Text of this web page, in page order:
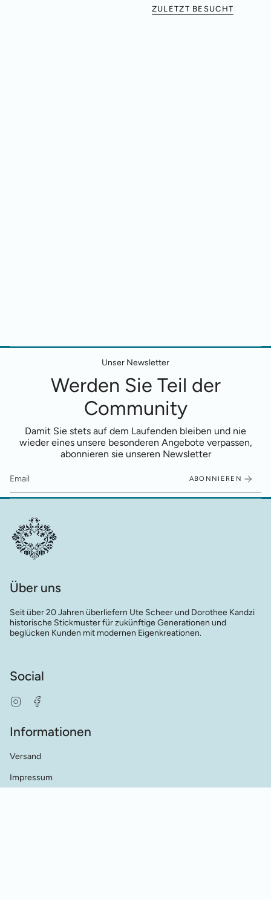
ZULETZT BESUCHT
Unser Newsletter
Werden Sie Teil der
Community
Damit Sie stets auf dem Laufenden bleiben und nie
wieder eines unsere besonderen Angebote verpassen,
abonnieren sie unseren Newsletter
ABONNIEREN
Über uns
Seit über 20 Jahren überliefern Ute Scheer und Dorothee Kandzi
historische Stickmuster für zukünftige Generationen und
beglücken Kunden mit modernen Eigenkreationen.
Social
Instagram
Informationen
Versand
Impressum